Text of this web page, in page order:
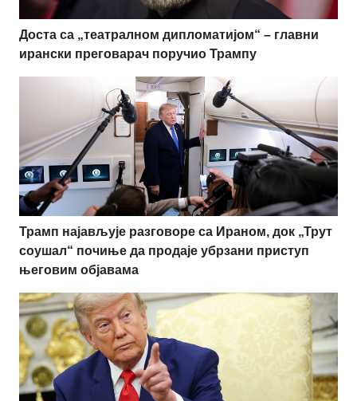
Доста са „театралном дипломатијом“ – главни
ирански преговарач поручио Трампу
Трамп најављује разговоре са Ираном, док „Трут
соушал“ почиње да продаје убрзани приступ
његовим објавама